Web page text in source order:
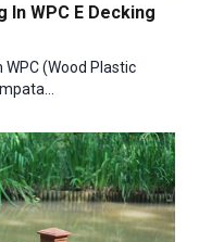
In WPC E Decking
(Wood Plastic